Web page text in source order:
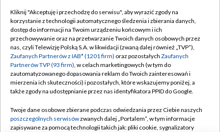
TVP
Abonament TVP
Emisja w TVP
Centrum informacji TVP
Naziemna Telewizja Cyfrowa
Rada Programowa
Regulamin TVP
Polityka prywatności
Moje zgody
Pomoc
Kontakt
Kliknij "Akceptuję i przechodzę do serwisu", aby wyrazić zgody na
korzystanie z technologii automatycznego śledzenia i zbierania danych,
dostęp do informacji na Twoim urządzeniu końcowym i ich
przechowywanie oraz na przetwarzanie Twoich danych osobowych przez
nas, czyli Telewizję Polską S.A. w likwidacji (zwaną dalej również „TVP”),
Zaufanych Partnerów z IAB* (1201 firm) oraz pozostałych Zaufanych
Partnerów TVP (93 firm), w celach marketingowych (w tym do
zautomatyzowanego dopasowania reklam do Twoich zainteresowań i
mierzenia ich skuteczności) i pozostałych, które wskazujemy poniżej, a
także zgody na udostępnianie przez nas identyfikatora PPID do Google.
Twoje dane osobowe zbierane podczas odwiedzania przez Ciebie naszych
poszczególnych serwisówzwanych dalej „Portalem”, w tym informacje
zapisywane za pomocą technologii takich jak: pliki cookie, sygnalizatory